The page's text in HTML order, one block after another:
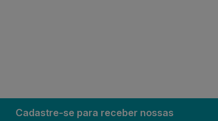
Cadastre-se para receber nossas